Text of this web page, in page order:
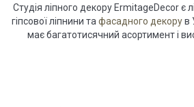
Студія ліпного декору ErmitageDecor є
гіпсової ліпнини та фасадного декорув
має багатотисячний асортимент і